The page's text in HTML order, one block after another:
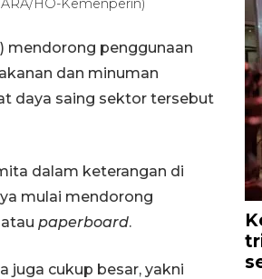
HO-Kemenperin)
mendorong penggunaan
dan minuman
daya saing sektor tersebut
dalam keterangan di
mulai mendorong
paperboard.
juga cukup besar, yakni